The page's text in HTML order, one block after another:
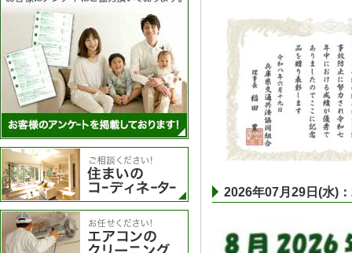
2026年07月29日(水)
住まいのコーディネーター